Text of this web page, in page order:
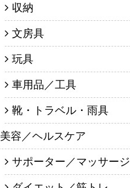
収納
文房具
玩具
車用品／工具
靴・トラベル・雨具
美容／ヘルスケア
サポーター／マッサージ